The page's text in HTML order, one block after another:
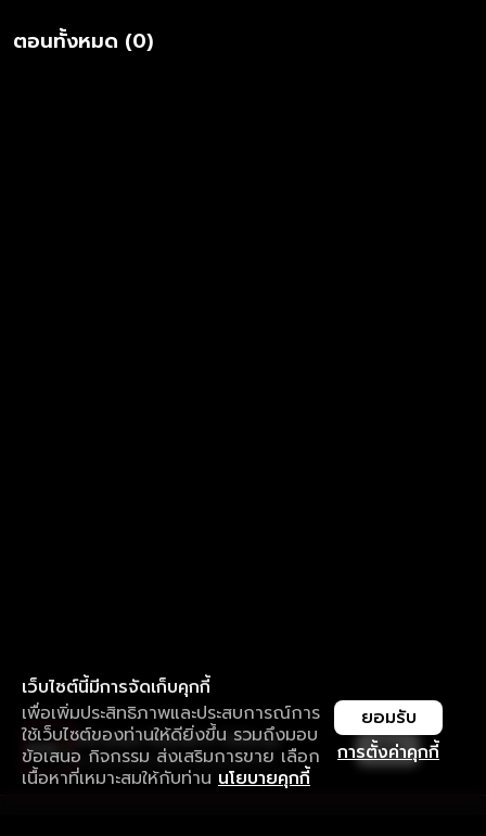
ตอนทั้งหมด (0)
เว็บไซต์นี้มีการจัดเก็บคุกกี้
เพื่อเพิ่มประสิทธิภาพและประสบการณ์การ
ใช้เว็บไซต์ของท่านให้ดียิ่งขึ้น รวมถึงมอบ
ข้อเสนอ กิจกรรม ส่งเสริมการขาย เลือก
เนื้อหาที่เหมาะสมให้กับท่าน นโยบายคุกกี้
การตั้งค่าคุกกี้
ยอมรับ
ใช้งานแอป ลื่นไหลกว่า ไม่มีสะดุด
ดาวน์โหลดแอปเพื่อการรับชมที่ดีกว่า เปิด